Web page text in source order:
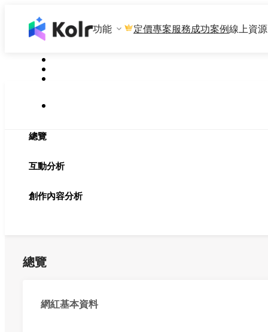
功能 定價專案服務成功案例線上資源
總覽
互動分析
創作內容分析
總覽
網紅基本資料